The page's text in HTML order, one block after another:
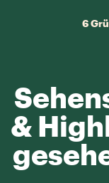
6
&